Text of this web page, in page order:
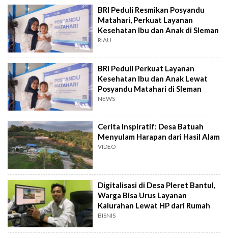
BRI Peduli Resmikan Posyandu
Matahari, Perkuat Layanan
Kesehatan Ibu dan Anak di Sleman
RIAU
BRI Peduli Perkuat Layanan
Kesehatan Ibu dan Anak Lewat
Posyandu Matahari di Sleman
NEWS
Cerita Inspiratif: Desa Batuah
Menyulam Harapan dari Hasil Alam
VIDEO
Digitalisasi di Desa Pleret Bantul,
Warga Bisa Urus Layanan
Kalurahan Lewat HP dari Rumah
BISNIS